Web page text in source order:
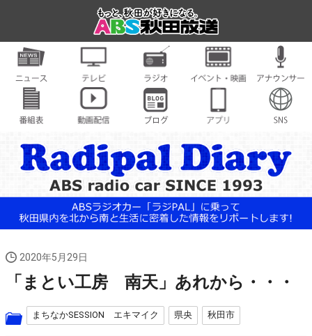
2020年5月29日
「まとい工房 南天」あれから・・・
まちなかSESSION エキマイク 県央 秋田市